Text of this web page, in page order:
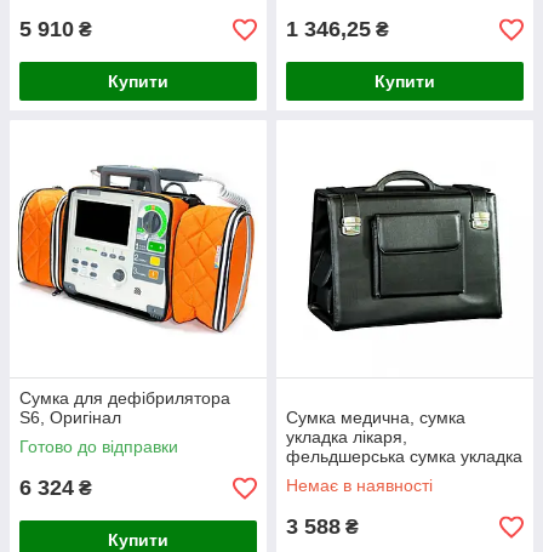
5 910 ₴
Купити
1 346,25 ₴
Купити
Сумка для дефібрилятора
S6, Оригінал
Готово до відправки
6 324 ₴
Купити
Сумка медична, сумка
укладка лікаря,
фельдшерська сумка укладка
лікаря СУЛ укладання
Заповіт
Немає в наявності
3 588 ₴